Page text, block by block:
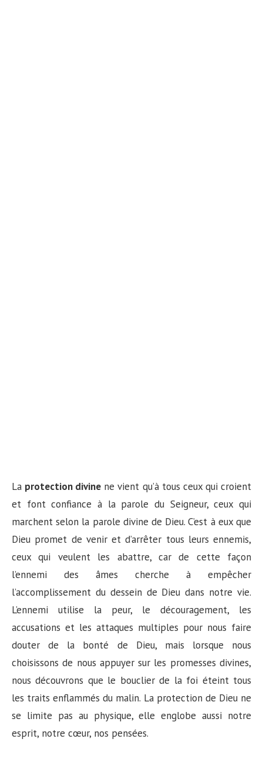
La protection divine ne vient qu’à tous ceux qui croient
et font confiance à la parole du Seigneur, ceux qui
marchent selon la parole divine de Dieu. C’est à eux que
Dieu promet de venir et d’arrêter tous leurs ennemis,
ceux qui veulent les abattre, car de cette façon
l’ennemi des âmes cherche à empêcher
l’accomplissement du dessein de Dieu dans notre vie.
L’ennemi utilise la peur, le découragement, les
accusations et les attaques multiples pour nous faire
douter de la bonté de Dieu, mais lorsque nous
choisissons de nous appuyer sur les promesses divines,
nous découvrons que le bouclier de la foi éteint tous
les traits enflammés du malin. La protection de Dieu ne
se limite pas au physique, elle englobe aussi notre
esprit, notre cœur, nos pensées.